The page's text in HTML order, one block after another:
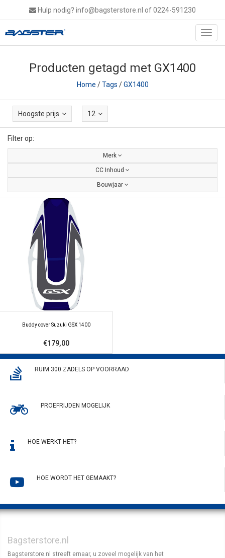
Hulp nodig? info@bagsterstore.nl of 0224-591230
Producten getagd met GX1400
Home /Tags /GX1400
Hoogste prijs 12
Filter op:
Merk
CC Inhoud
Bouwjaar
Buddy cover Suzuki GSX 1400
€179,00
RUIM 300 ZADELS OP VOORRAAD
PROEFRIJDEN MOGELIJK
HOE WERKT HET?
HOE WORDT HET GEMAAKT?
Bagsterstore.nl
Bagsterstore.nl streeft ernaar, u zoveel mogelijk van het